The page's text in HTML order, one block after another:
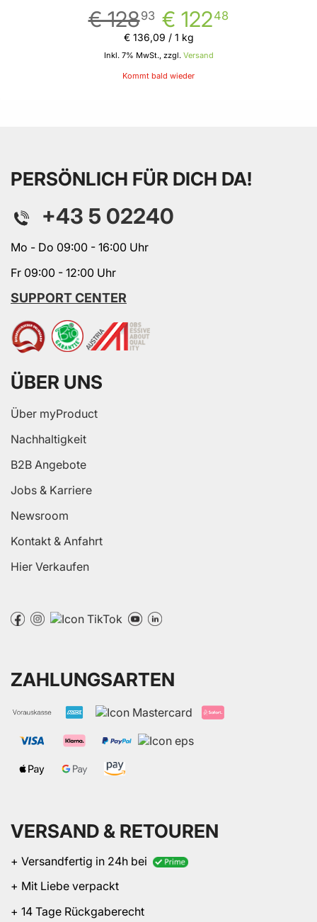
€ 12248
€ 12893
Inkl. 7% MwSt., zzgl. Versand
€ 136,09 / 1 kg
Kommt bald wieder
PERSÖNLICH FÜR DICH DA!
+43 5 02240
Mo - Do 09:00 - 16:00 Uhr
Fr 09:00 - 12:00 Uhr
SUPPORT CENTER
ÜBER UNS
Über myProduct
Nachhaltigkeit
B2B Angebote
Jobs & Karriere
Newsroom
Kontakt & Anfahrt
Hier Verkaufen
ZAHLUNGSARTEN
VERSAND & RETOUREN
+ Versandfertig in 24h bei
+ Mit Liebe verpackt
+ 14 Tage Rückgaberecht